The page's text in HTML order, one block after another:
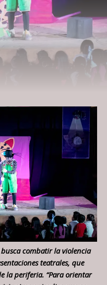
combatir la violencia
teatrales, que
la periferia. “Para orientar